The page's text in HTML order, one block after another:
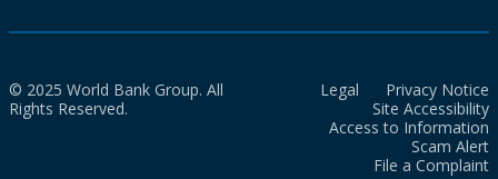
© 2025 World Bank Group. All
Rights Reserved.
Legal
Privacy Notice
Site Accessibility
Access to Information
Scam Alert
File a Complaint